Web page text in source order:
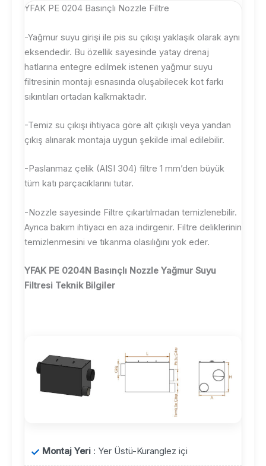
YFAK PE 0204 Basınçlı Nozzle Filtre
-Yağmur suyu girişi ile pis su çıkışı yaklaşık olarak aynı
eksendedir. Bu özellik sayesinde yatay drenaj
hatlarına entegre edilmek istenen yağmur suyu
filtresinin montajı esnasında oluşabilecek kot farkı
sıkıntıları ortadan kalkmaktadır.
-Temiz su çıkışı ihtiyaca göre alt çıkışlı veya yandan
çıkış alınarak montaja uygun şekilde imal edilebilir.
-Paslanmaz çelik (AISI 304) filtre 1 mm’den büyük
tüm katı parçacıklarını tutar.
-Nozzle sayesinde Filtre çıkartılmadan temizlenebilir.
Ayrıca bakım ihtiyacı en aza indirgenir. Filtre deliklerinin
temizlenmesini ve tıkanma olasılığını yok eder.
YFAK PE 0204N Basınçlı Nozzle Yağmur Suyu
Filtresi Teknik Bilgiler
Montaj Yeri : Yer Üstü-Kuranglez içi